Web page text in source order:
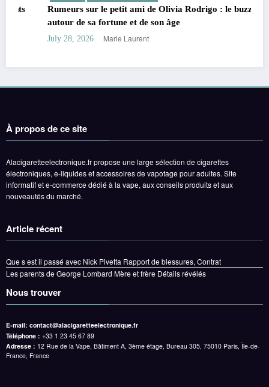
Rumeurs sur le petit ami de Olivia Rodrigo : le buzz
autour de sa fortune et de son âge
July 28, 2026 Marie Laurent
À propos de ce site
Alacigaretteelectronique.fr propose une large sélection de cigarettes
électroniques, e-liquides et accessoires de vapotage pour adultes. Site
informatif et e-commerce dédié à la vape, aux conseils produits et aux
nouveautés du marché.
Article récent
Que s est il passé avec Nick Pivetta Rapport de blessures, Contrat
Les parents de George Lombard Mère et frère Détails révélés
Nous trouver
E-mail: contact@alacigaretteelectronique.fr
Téléphone : +33 1 23 45 67 89
Adresse : 12 Rue de la Vape, Bâtiment A, 3ème étage, Bureau 305, 75010 Paris, Île-de-
France, France